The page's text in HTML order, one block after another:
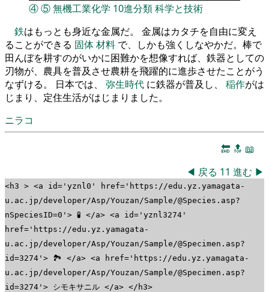
④⑤無機工業化学 10進分類科学と技術
鉄はもっとも身近な金属だ。 金属はカタチを自由に変え
ることができる 固体材料 で、しかも強くしなやかだ。棒で
田んぼを耕すのがいかに困難かを想像すれば、鉄器としての
刃物が、農具を普及させ農耕を飛躍的に進歩させたことがう
なずける。 日本では、 弥生時代 に鉄器が普及し、 稲作がは
じまり、定住生活がはじまりました。
ニラコ
🔚 🔝 📖
◀ 戻る 11 進む ▶
<h3 > <a id='yznl0' href='https://edu.yz.yamagata-
u.ac.jp/developer/Asp/Youzan/Sample/@Species.asp?
nSpeciesID=0'> 🧪 </a> <a id='yznl3274'
href='https://edu.yz.yamagata-
u.ac.jp/developer/Asp/Youzan/Sample/@Specimen.asp?
id=3274'> 🏞 </a> <a href='https://edu.yz.yamagata-
u.ac.jp/developer/Asp/Youzan/Sample/@Specimen.asp?
id=3274'> シモキサニル </a> </h3>